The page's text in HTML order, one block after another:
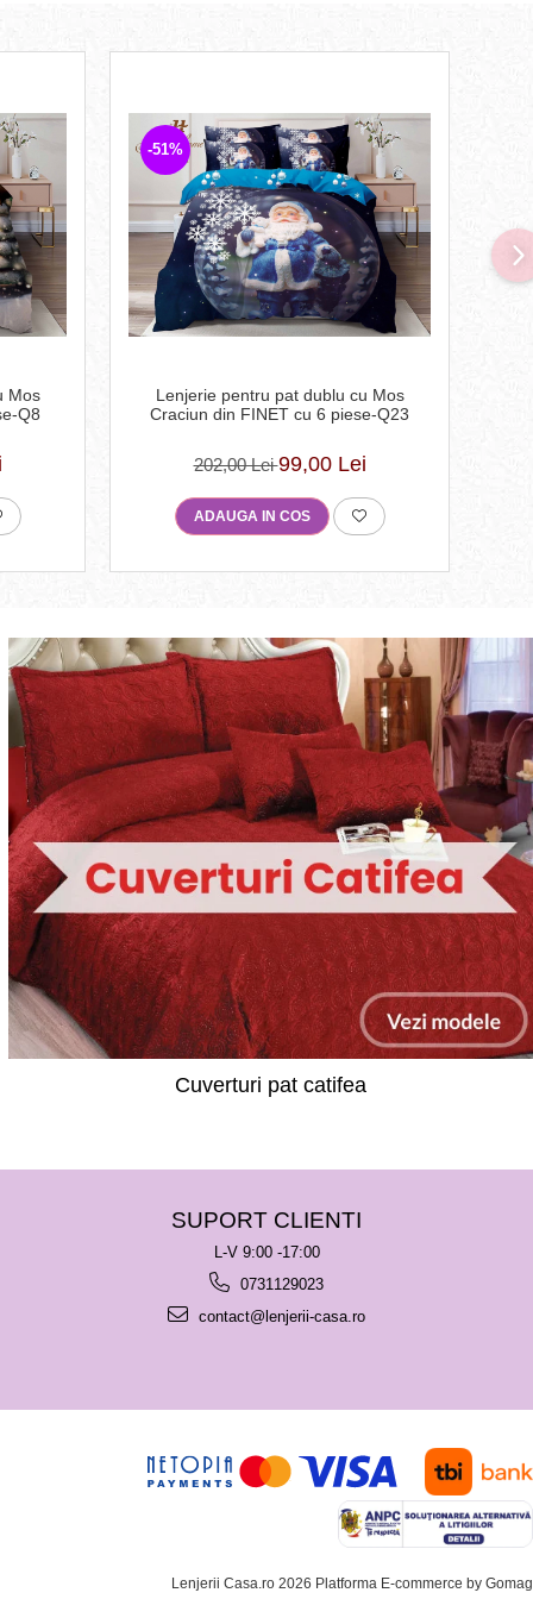
Mos
Q8
-51%
Lenjerie pentru pat dublu cu Mos
Craciun din FINET cu 6 piese-Q23
202,00 Lei99,00 Lei
ADAUGA IN COS
-
Cuverturi pat catifea
SUPORT CLIENTI
L-V 9:00 -17:00
0731129023
contact@lenjerii-casa.ro
Lenjerii Casa.ro 2026 Platforma E-commerce by Gomag